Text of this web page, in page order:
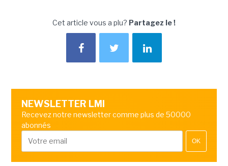
Cet article vous a plu? Partagez le !
NEWSLETTER LMI
Recevez notre newsletter comme plus de 50000
abonnés
OK